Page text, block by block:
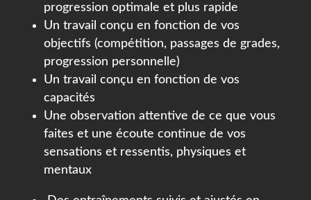
progression optimale et plus rapide
Un travail conçu en fonction de vos
objectifs (compétition, passages de grades,
progression personnelle)
Un travail conçu en fonction de vos
capacités
Une observation attentive de ce que vous
faites et une écoute continue de vos
sensations et ressentis, physiques et
mentaux